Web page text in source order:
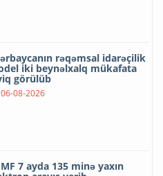
rəqəmsal idarəçilik
iki beynəlxalq mükafata
görülüb
06-08-2026
7 ayda 135 minə yaxın